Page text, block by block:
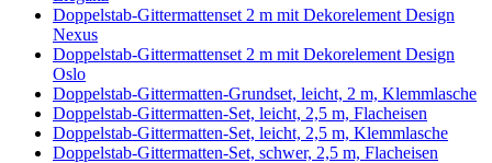
Doppelstab-Gittermattenset 2 m mit Dekorelement Design
Nexus
Doppelstab-Gittermattenset 2 m mit Dekorelement Design
Oslo
Doppelstab-Gittermatten-Grundset, leicht, 2 m, Klemmlasche
Doppelstab-Gittermatten-Set, leicht, 2,5 m, Flacheisen
Doppelstab-Gittermatten-Set, leicht, 2,5 m, Klemmlasche
Doppelstab-Gittermatten-Set, schwer, 2,5 m, Flacheisen